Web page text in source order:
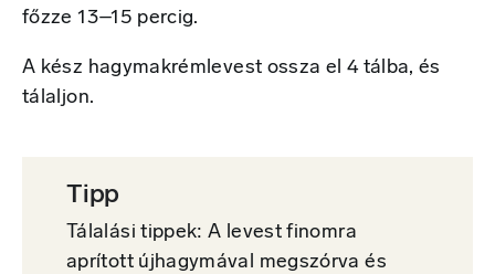
főzze 13–15 percig.
A kész hagymakrémlevest ossza el 4 tálba, és
tálaljon.
Tipp
Tálalási tippek: A levest finomra
aprított újhagymával megszórva és